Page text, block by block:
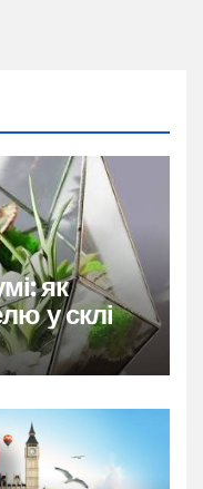
як
у склі